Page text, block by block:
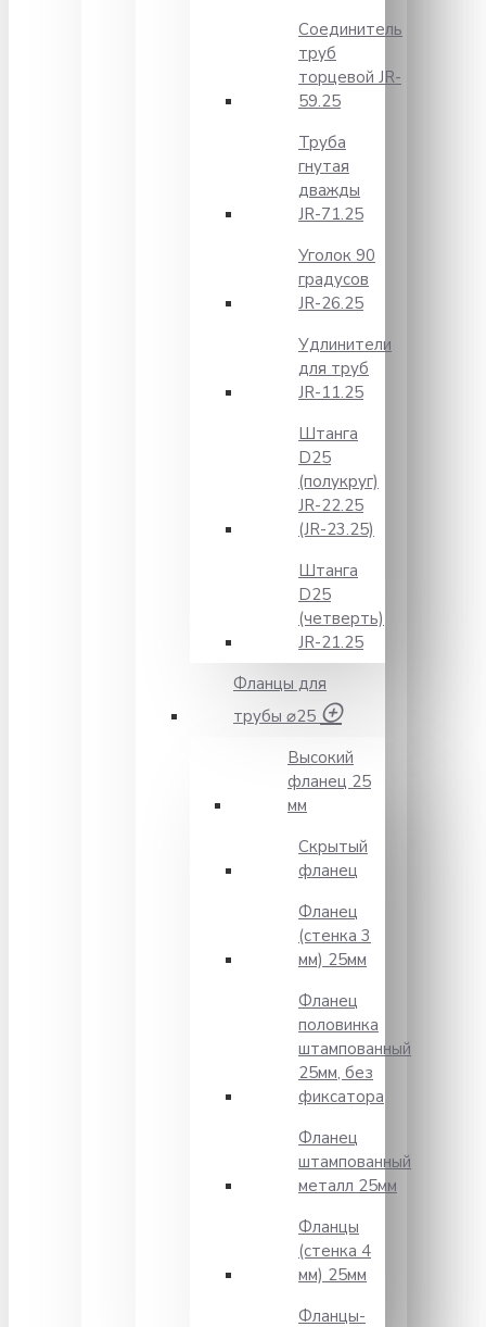
Соединитель
труб
торцевой JR-
59.25
Труба
гнутая
дважды
JR-71.25
Уголок 90
градусов
JR-26.25
Удлинители
для труб
JR-11.25
Штанга
D25
(полукруг)
JR-22.25
(JR-23.25)
Штанга
D25
(четверть)
JR-21.25
Фланцы для
трубы ⌀25
Высокий
фланец 25
мм
Скрытый
фланец
Фланец
(стенка 3
мм) 25мм
Фланец
половинка
штампованный
25мм, без
фиксатора
Фланец
штампованный
металл 25мм
Фланцы
(стенка 4
мм) 25мм
Фланцы-